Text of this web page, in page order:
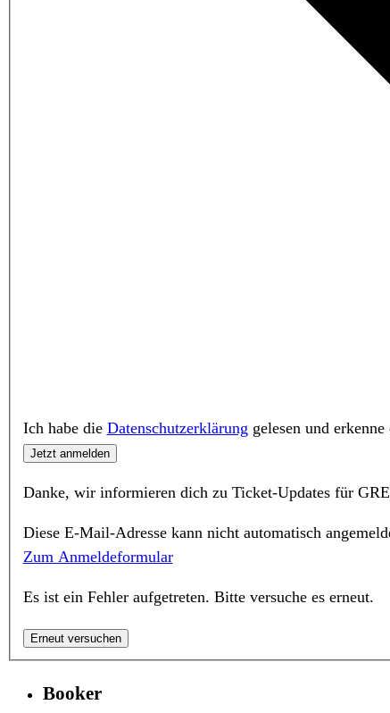
Ich habe die Datenschutzerklärung gelesen und
Jetzt anmelden
Danke, wir informieren dich zu Ticket-Updates für
Diese E-Mail-Adresse kann nicht automatisch
Zum Anmeldeformular
Es ist ein Fehler aufgetreten. Bitte versuche es erneut.
Erneut versuchen
Booker